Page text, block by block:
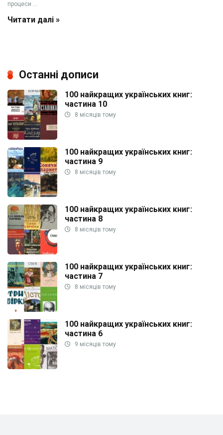
процеси ...
Читати далі »
Останні дописи
100 найкращих українських книг:
частина 10
8 місяців тому
100 найкращих українських книг:
частина 9
8 місяців тому
100 найкращих українських книг:
частина 8
8 місяців тому
100 найкращих українських книг:
частина 7
8 місяців тому
100 найкращих українських книг:
частина 6
9 місяців тому